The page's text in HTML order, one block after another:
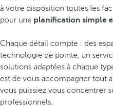
à votre disposition toutes les
pour une planification simple
Chaque détail compte : des
technologie de pointe, un
solutions adaptées à chaque
est de vous accompagner tout
vous puissiez vous concentrer
professionnels.